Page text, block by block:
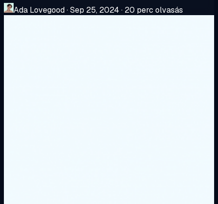
Ada Lovegood·Sep 25, 2024 · 20 perc olvasás